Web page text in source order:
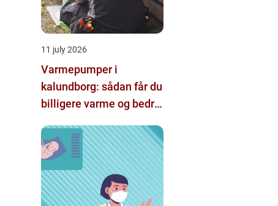
11 july 2026
Varmepumper i
kalundborg: sådan får du
billigere varme og bedre